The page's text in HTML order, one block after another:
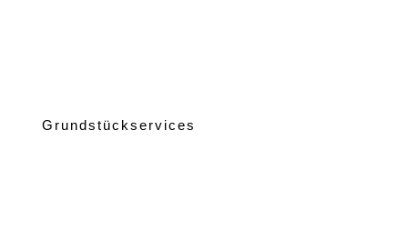
Grundstückservices